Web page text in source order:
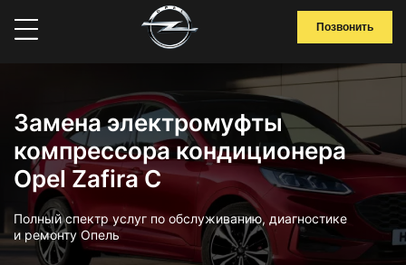
Позвонить
Замена электромуфты
компрессора кондиционера
Opel Zafira C
Полный спектр услуг по обслуживанию, диагностике
и ремонту Опель